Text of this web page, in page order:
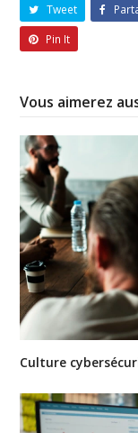
Tweet
Pin It
Vous aimerez
Culture